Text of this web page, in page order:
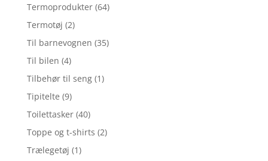
Termoprodukter (64)
Termotøj (2)
Til barnevognen (35)
Til bilen (4)
Tilbehør til seng (1)
Tipitelte (9)
Toilettasker (40)
Toppe og t-shirts (2)
Trælegetøj (1)